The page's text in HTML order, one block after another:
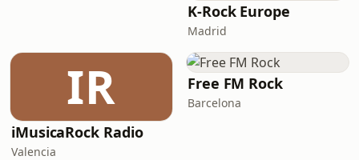
K-Rock Europe
Madrid
IR
iMusicaRock Radio
Valencia
Free FM Rock
Barcelona